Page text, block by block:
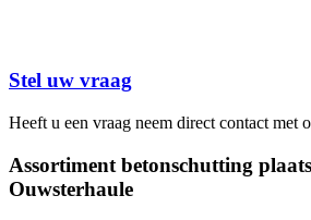
Stel uw vraag
Heeft u een vraag neem direct contact met
Assortiment betonschutting
Ouwsterhaule